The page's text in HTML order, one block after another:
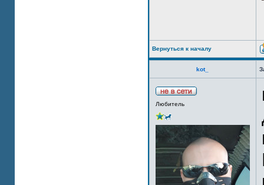
Вернуться к началу
kot_
Любитель